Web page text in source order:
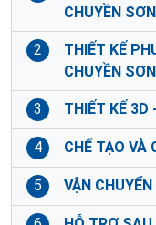
CHUYỀN SƠN
2
THIẾT KẾ
CHUYỀN SƠN
3 THIẾT KẾ
4 CHẾ TẠO VÀ
5 VẬN